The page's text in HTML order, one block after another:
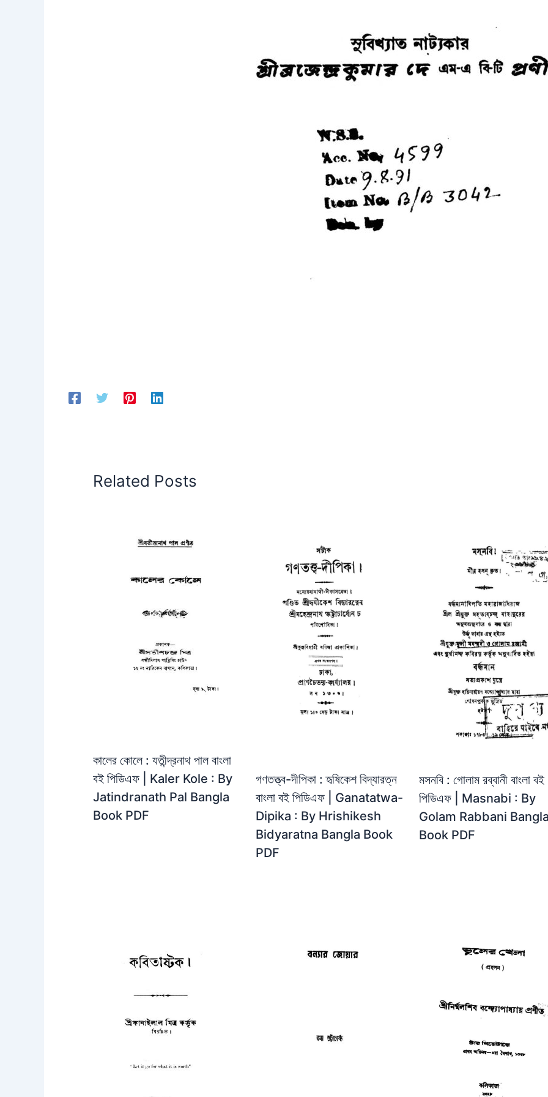
Related Posts
কালের কোলে : যতীন্দ্রনাথ পাল বাংলা
বই পিডিএফ | Kaler Kole : By
Jatindranath Pal Bangla
Book PDF
গণতত্ত্ব-দীপিকা : হৃষিকেশ বিদ্যারত্ন
বাংলা বই পিডিএফ | Ganatatwa-
Dipika : By Hrishikesh
Bidyaratna Bangla Book
PDF
মসনবি : গোলাম রব্বানী বাংলা বই
পিডিএফ | Masnabi : By
Golam Rabbani
Book PDF